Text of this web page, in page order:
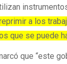
a los
que se puede
que “este